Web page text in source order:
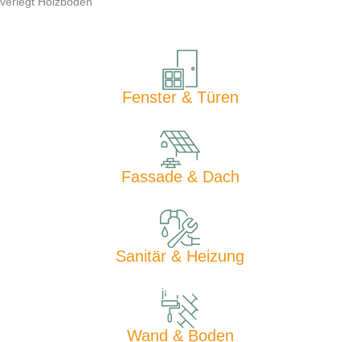
Fenster & Türen
Fassade & Dach
Sanitär & Heizung
Wand & Boden